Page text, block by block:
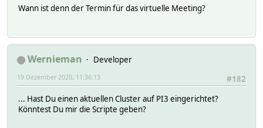
Wann ist denn der Termin für das virtuelle Meeting?
Wernieman
Developer
#182
19 Dezember 2020, 11:36:13
... Hast Du einen aktuellen Cluster auf PI3 eingerichtet?
Könntest Du mir die Scripte geben?